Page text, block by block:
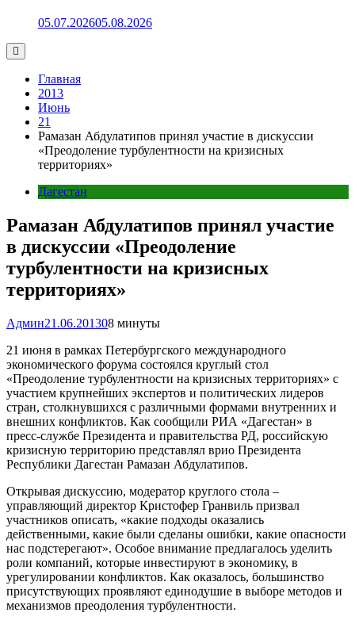
05.07.202605.08.2026
Главная
2013
Июнь
21
Рамазан Абдулатипов принял участие в дискуссии
«Преодоление турбулентности на кризисных
территориях»
Дагестан
Рамазан Абдулатипов принял участие
в дискуссии «Преодоление
турбулентности на кризисных
территориях»
Админ21.06.201308 минуты
21 июня в рамках Петербургского международного
экономического форума состоялся круглый стол
«Преодоление турбулентности на кризисных территориях» с
участием крупнейших экспертов и политических лидеров
стран, столкнувшихся с различными формами внутренних и
внешних конфликтов. Как сообщили РИА «Дагестан» в
пресс-службе Президента и правительства РД, российскую
кризисную территорию представлял врио Президента
Республики Дагестан Рамазан Абдулатипов.
Открывая дискуссию, модератор круглого стола –
управляющий директор Кристофер Гранвиль призвал
участников описать, «какие подходы оказались
действенными, какие были сделаны ошибки, какие опасности
нас подстерегают». Особое внимание предлагалось уделить
роли компаний, которые инвестируют в экономику, в
урегулировании конфликтов. Как оказалось, большинство
присутствующих проявляют единодушие в выборе методов и
механизмов преодоления турбулентности.